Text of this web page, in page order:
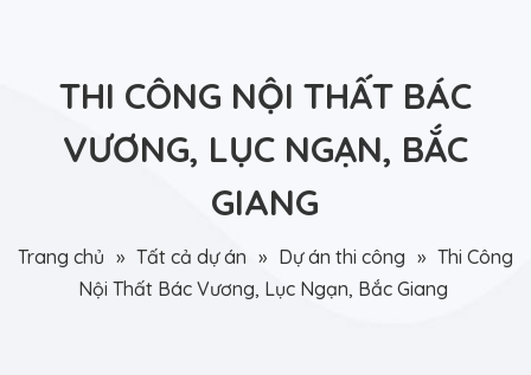
THI CÔNG NỘI THẤT BÁC
VƯƠNG, LỤC NGẠN, BẮC
GIANG
Trang chủ » Tất cả dự án » Dự án thi công » Thi Công
Nội Thất Bác Vương, Lục Ngạn, Bắc Giang